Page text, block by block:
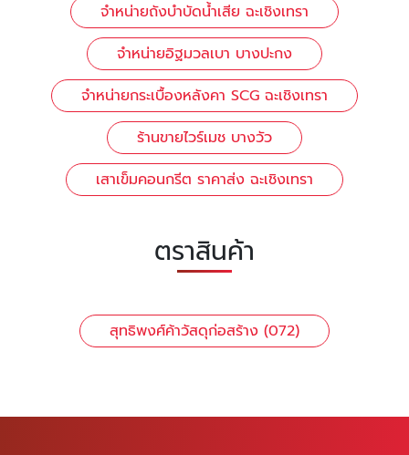
จำหน่ายถังบำบัดน้ำเสีย ฉะเชิงเทรา
จำหน่ายอิฐมวลเบา บางปะกง
จำหน่ายกระเบื้องหลังคา SCG ฉะเชิงเทรา
ร้านขายไวร์เมช บางวัว
เสาเข็มคอนกรีต ราคาส่ง ฉะเชิงเทรา
ตราสินค้า
สุทธิพงศ์ค้าวัสดุก่อสร้าง (072)